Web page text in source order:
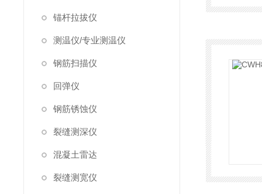
锚杆拉拔仪
测温仪/专业测温仪
钢筋扫描仪
回弹仪
钢筋锈蚀仪
裂缝测深仪
混凝土雷达
裂缝测宽仪